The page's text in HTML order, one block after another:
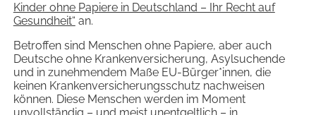
Kinder ohne Papiere in Deutschland – Ihr Recht auf
Gesundheit“ an.
Betroffen sind Menschen ohne Papiere, aber auch
Deutsche ohne Krankenversicherung, Asylsuchende
und in zunehmendem Maße EU-Bürger*innen, die
keinen Krankenversicherungsschutz nachweisen
können. Diese Menschen werden im Moment